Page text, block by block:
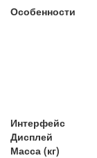
Особенности
Интерфейс
Дисплей
Масса (кг)